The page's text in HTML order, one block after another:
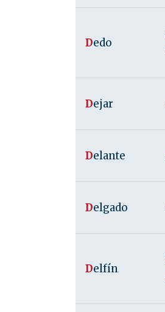
Dedo
Dejar
Delante
Delgado
Delfín